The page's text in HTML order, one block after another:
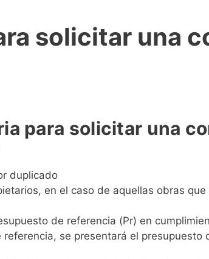
solicitar una
para solicitar una
duplicado
en el caso de aquellas obras
de referencia (Pr) en
se presentará el